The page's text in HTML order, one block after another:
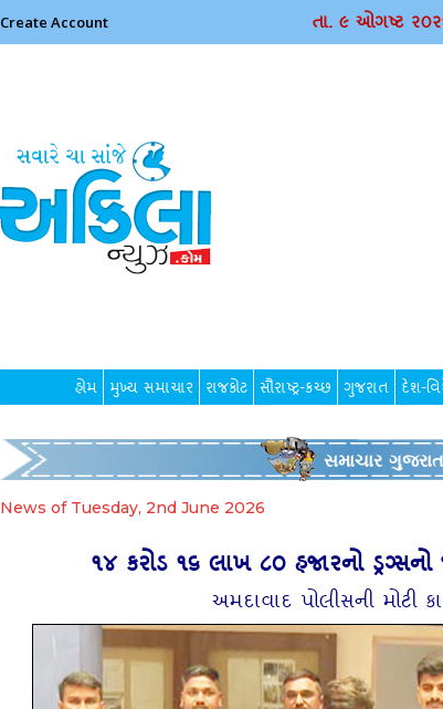
Create Account તા. ૯ ઓગષ્ટ
હોમ મુખ્ય સમાચાર રાજકોટ સૌરાષ્ટ્ર-કચ્છ ગુજરાત દેશ-
સમાચાર ગુજરાત
News of Tuesday, 2nd June 2026
૧૪ કરોડ ૧૬ લાખ ૮૦ હજારનો
અમદાવાદ પોલીસની મોટી